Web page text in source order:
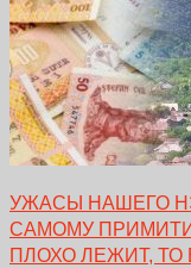
УЖАСЫ НАШЕГО
САМОМУ
ПЛОХО ЛЕЖИТ, ТО